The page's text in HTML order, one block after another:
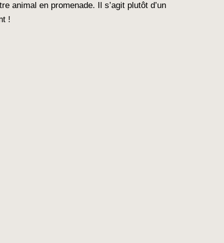
animal en promenade. Il s’agit plutôt d’un
!